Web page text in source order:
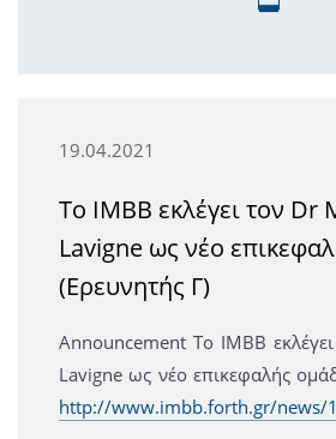
19.04.2021
Το IMBB εκλέγει τον Dr
Lavigne ως νέο
(Ερευνητής Γ)
Announcement Το IMBB
Lavigne ως νέο επικεφαλής
http://www.imbb.forth.gr/news/